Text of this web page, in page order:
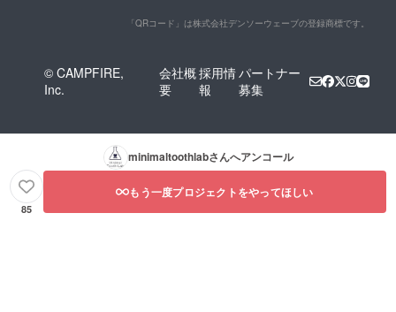
「QRコード」は株式会社デンソーウェーブの登録商標です。
© CAMPFIRE,
Inc.
会社概
要
採用情
報
パートナー
募集
minimaltoothlabさんへアンコール
85
もう一度プロジェクトをやってほしい